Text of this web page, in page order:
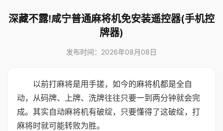
深藏不露!咸宁普通麻将机免安装遥控器(手机控
牌器)
发布时间：2026年08月08日
以前打麻将是用手搓，如今的麻将机都是全自
动，从码牌、上牌、洗牌往往只要一到两分钟就会完
成。其实自动麻将机有破绽，只要懂得了这破绽，打
麻将时就可能转败为胜。